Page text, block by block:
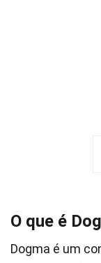
O que é
Dogma é um